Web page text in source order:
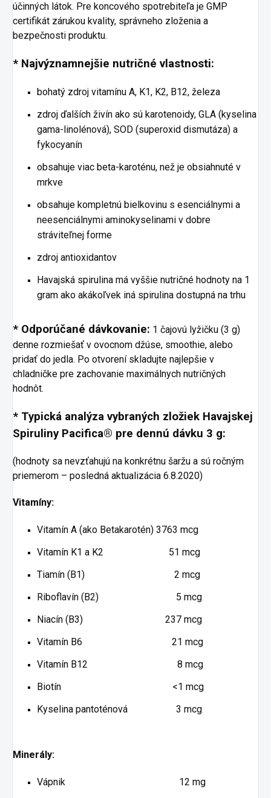
účinných látok. Pre koncového spotrebiteľa je GMP
certifikát zárukou kvality, správneho zloženia a
bezpečnosti produktu.
* Najvýznamnejšie nutričné ​​vlastnosti:
bohatý zdroj vitamínu A, K1, K2, B12, železa
zdroj ďalších živín ako sú karotenoidy, GLA (kyselina
gama-linolénová), SOD (superoxid dismutáza) a
fykocyanín
obsahuje viac beta-karoténu, než je obsiahnuté v
mrkve
obsahuje kompletnú bielkovinu s esenciálnymi a
neesenciálnymi aminokyselinami v dobre
stráviteľnej forme
zdroj antioxidantov
Havajská spirulina má vyššie nutričné ​​hodnoty na 1
gram ako akákoľvek iná spirulina dostupná na trhu
* Odporúčané dávkovanie: 1 čajovú lyžičku (3 g)
denne rozmiešať v ovocnom džúse, smoothie, alebo
pridať do jedla. Po otvorení skladujte najlepšie v
chladničke pre zachovanie maximálnych nutričných
hodnôt.
* Typická analýza vybraných zložiek Havajskej
Spiruliny Pacifica® pre dennú dávku 3 g:
(hodnoty sa nevzťahujú na konkrétnu šaržu a sú ročným
priemerom – posledná aktualizácia 6.8.2020)
Vitamíny:
Vitamín A (ako Betakarotén) 3763 mcg
Vitamín K1 a K2 51 mcg
Tiamín (B1) 2 mcg
Riboflavín (B2) 5 mcg
Niacín (B3) 237 mcg
Vitamín B6 21 mcg
Vitamín B12 8 mcg
Biotín <1 mcg
Kyselina pantoténová 3 mcg
Minerály:
Vápnik 12 mg